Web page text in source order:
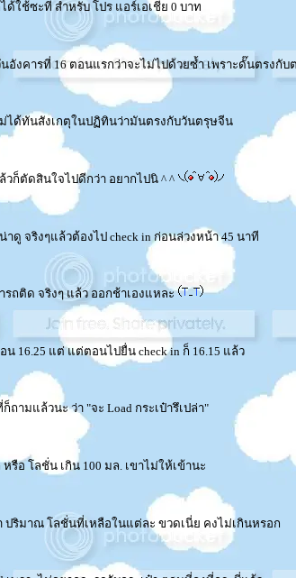
ด้ใช้ซะที สำหรับ โปร แอร์เอเชีย 0 บาท
อังคารที่ 16 ตอนแรกว่าจะไม่ไปด้วยซ้ำ เพราะดั๊นตรงกับ
ได้ทันสังเกตุในปฏิทินว่ามันตรงกับวันตรุษจีน
ก็ตัดสินใจไปดีกว่า อยากไปนิ ^ ^
ดู จริงๆแล้วต้องไป check in ก่อนล่วงหน้า 45 นาที
ถติด จริงๆ แล้ว ออกช้าเองแหละ
น 16.25 แต่ แต่ตอนไปยื่น check in ก็ 16.15 แล้ว
ถามแล้วนะ ว่า "จะ Load กระเป๋ารึเปล่า"
หรือ โลชั่น เกิน 100 มล. เขาไม่ให้เข้านะ
ปริมาณ โลชั่นที่เหลือในแต่ละ ขวดเนี่ย คงไม่เกินหรอก